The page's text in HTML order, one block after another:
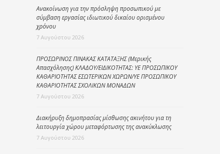
Ανακοίνωση για την πρόσληψη προσωπικού με
σύμβαση εργασίας ιδιωτικού δικαίου ορισμένου
χρόνου
7 Αυγούστου 2026
ΠΡΟΣΩΡΙΝΟΣ ΠΙΝΑΚΑΣ ΚΑΤΑΤΑΞΗΣ (Μερικής
Απασχόλησης) ΚΛΑΔΟΥ/ΕΙΔΙΚΟΤΗΤΑΣ: ΥΕ ΠΡΟΣΩΠΙΚΟΥ
ΚΑΘΑΡΙΟΤΗΤΑΣ ΕΣΩΤΕΡΙΚΩΝ ΧΩΡΩΝ/ΥΕ ΠΡΟΣΩΠΙΚΟΥ
ΚΑΘΑΡΙΟΤΗΤΑΣ ΣΧΟΛΙΚΩΝ ΜΟΝΑΔΩΝ
7 Αυγούστου 2026
Διακήρυξη δημοπρασίας μίσθωσης ακινήτου για τη
λειτουργία χώρου μεταφόρτωσης της ανακύκλωσης
7 Αυγούστου 2026